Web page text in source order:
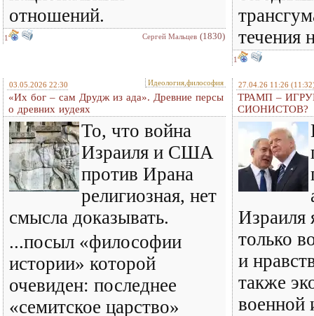
отношений.
1 Сергей Мальцев (1830)
течения
1
03.05.2026 22:30 Идеология,философия
«Их бог – сам Друдж из ада». Древние персы
о древних иудеях
То, что война
Израиля и США
против Ирана
религиозная, нет
смысла доказывать.
...посыл «философии
истории» которой
очевиден: последнее
«семитское царство»
27.04.26 11:26
ТРАМП –
СИОНИСТОВ?
Израиля
только
и
также
военной